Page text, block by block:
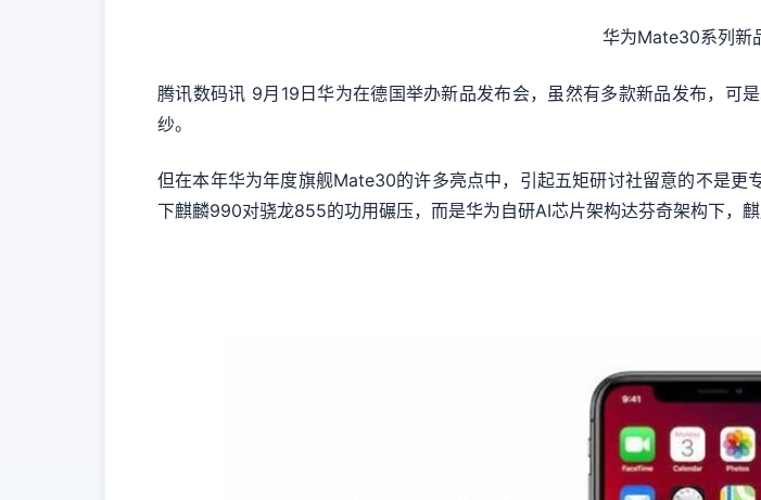
华为Mate30系列新
腾讯数码讯 9月19日华为在德国举办新品发布会，虽然有多款新品发布，
纱。
但在本年华为年度旗舰Mate30的许多亮点中，引起五矩研讨社留意的不是
下麒麟990对骁龙855的功用碾压，而是华为自研AI芯片架构达芬奇架构下，麒